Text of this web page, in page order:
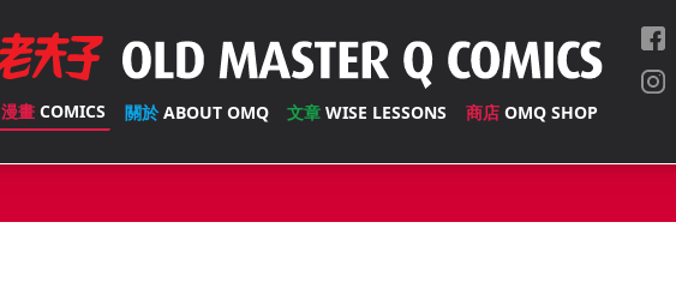
漫畫COMICS 關於ABOUT OMQ 文章WISE LESSONS 商店 OMQ SHOP